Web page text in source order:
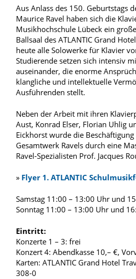
Aus Anlass des 150. Geburtstags
Maurice Ravel haben sich die
Musikhochschule Lübeck ein
Ballsaal des ATLANTIC Grand
heute alle Solowerke für Klavier
Studierende setzen sich intensiv
auseinander, die enorme
klangliche und intellektuelle
Ausführenden stellt.
Neben der Arbeit mit ihren
Aust, Konrad Elser, Florian Uhlig
Eickhorst wurde die
Gesamtwerk Ravels durch eine
Ravel-Spezialisten Prof. Jacques
» Flyer 1. ATLANTIC
Samstag 11:00 – 13:00 Uhr und
Sonntag 11:00 – 13:00 Uhr und
Eintritt:
Konzerte 1 – 3: frei
Konzert 4: Abendkasse 10,– €,
Karten: ATLANTIC Grand Hotel
308-0